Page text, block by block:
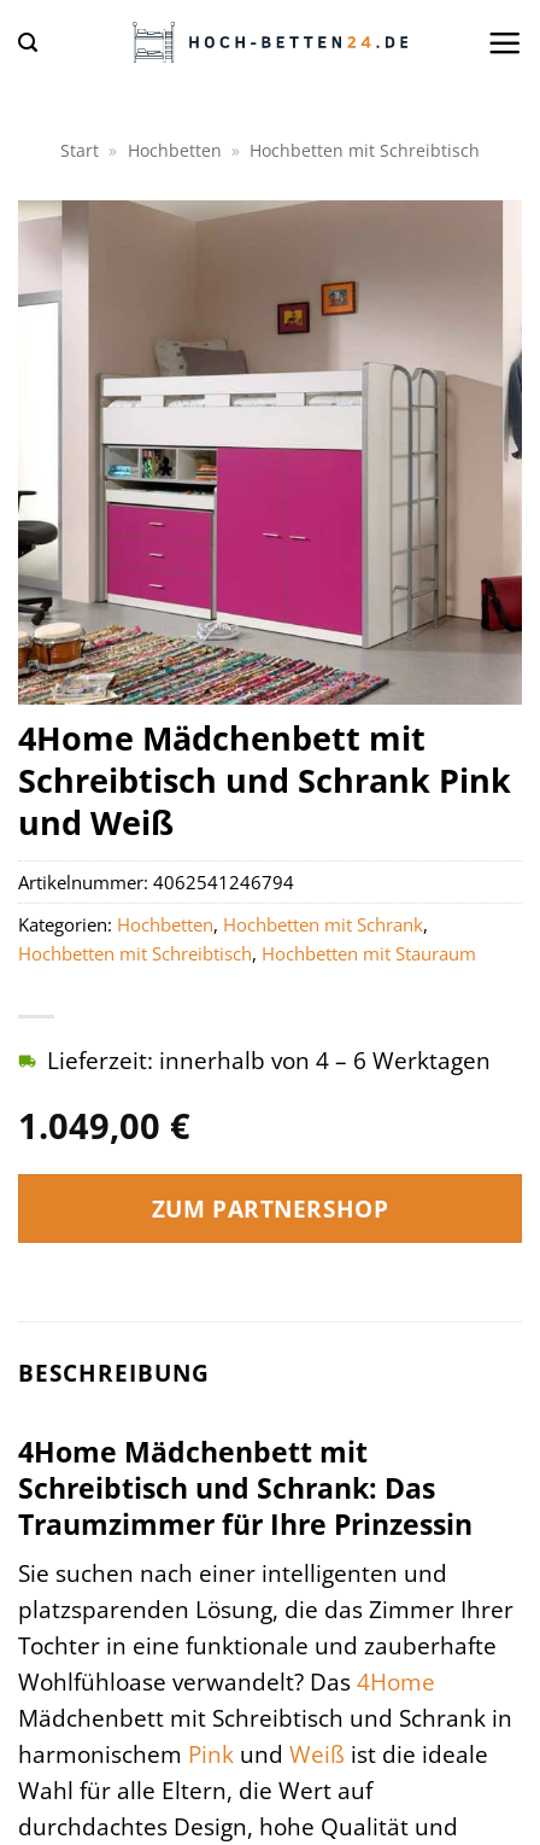
Inhalt
Start » Hochbetten » Hochbetten mit Schreibtisch
4Home Mädchenbett mit
Schreibtisch und Schrank Pink
und Weiß
1.049,00 €
Lieferzeit: innerhalb von 4 – 6 Werktagen
ZUM PARTNERSHOP
Artikelnummer: 4062541246794
Kategorien: Hochbetten, Hochbetten mit Schrank,
Hochbetten mit Schreibtisch, Hochbetten mit Stauraum
BESCHREIBUNG
4Home Mädchenbett mit
Schreibtisch und Schrank: Das
Traumzimmer für Ihre Prinzessin
Sie suchen nach einer intelligenten und
platzsparenden Lösung, die das Zimmer Ihrer
Tochter in eine funktionale und zauberhafte
Wohlfühloase verwandelt? Das4Home
Mädchenbett mit Schreibtisch und Schrank in
harmonischem Pink und Weiß ist die ideale
Wahl für alle Eltern, die Wert auf
durchdachtes Design, hohe Qualität und